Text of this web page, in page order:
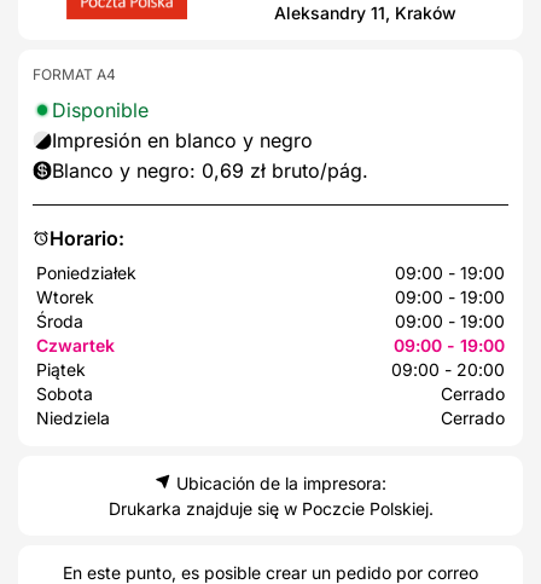
Aleksandry 11, Kraków
Horario:
Poniedziałek
09:00 - 19:00
Wtorek
09:00 - 19:00
Środa
09:00 - 19:00
Czwartek
09:00 - 19:00
Piątek
09:00 - 20:00
Sobota
Cerrado
Niedziela
Cerrado
FORMAT A4
Disponible
Impresión en blanco y negro
Blanco y negro: 0,69 zł bruto/pág.
Ubicación de la impresora:
Drukarka znajduje się w Poczcie Polskiej.
En este punto, es posible crear un pedido por correo